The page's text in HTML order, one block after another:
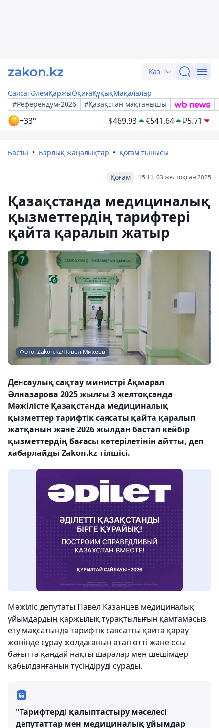
Қаз
СаясатӘлемҚаржыОқиғаҚұқықМақалалар
#Референдум-2026
#Қазақстан мақтанышы
+33° $469.93 €541.64 ₽5.71
Басты Барлық жаңалықтар Қоғам тынысы
15:11, 03 желтоқсан 2025
Қоғам
Қазақстанда медициналық
қызметтердің тарифтері
қайта қаралып жатыр
Фото: Zakon.kz/Павел Михеев
Денсаулық сақтау министрі Ақмарал
Әлназарова 2025 жылғы 3 желтоқсанда
Мәжілісте Қазақстанда медициналық
қызметтер тарифтік саясаты қайта қаралып
жатқанын және 2026 жылдан бастап кейбір
қызметтердің бағасы көтерілетінін айтты, деп
хабарлайды Zakon.kz тілшісі.
Мәжіліс депутаты Павел Казанцев медициналық
ұйымдардың қаржылық тұрақтылығын қамтамасыз
ету мақсатында тарифтік саясатты қайта қарау
жөнінде сұрау жолдағанын атап өтті және осы
бағытта қандай нақты шаралар мен шешімдер
қабылданғанын түсіндіруді сұрады.
"Тарифтерді қалыптастыру мәселесі
депутаттар мен медициналық ұйымдар